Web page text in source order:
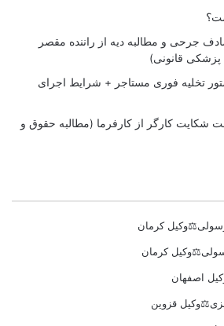
جرحی و مطالبه دیه از راننده مقصر
تخلیه فوری مستاجر + شرایط اجرای
شکایت کارگر از کارفرما (مطالبه حقوق و
رسولی⚖️وکیل کرمان
کرمان
اصفهان
قزوین